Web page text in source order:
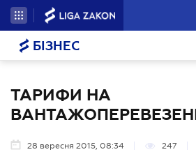
БІЗНЕС
ТАРИФИ НА
28 вересня 2015, 08:34 247